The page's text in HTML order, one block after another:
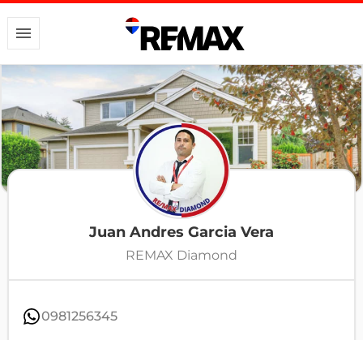
Juan Andres Garcia Vera
REMAX Diamond
0981256345